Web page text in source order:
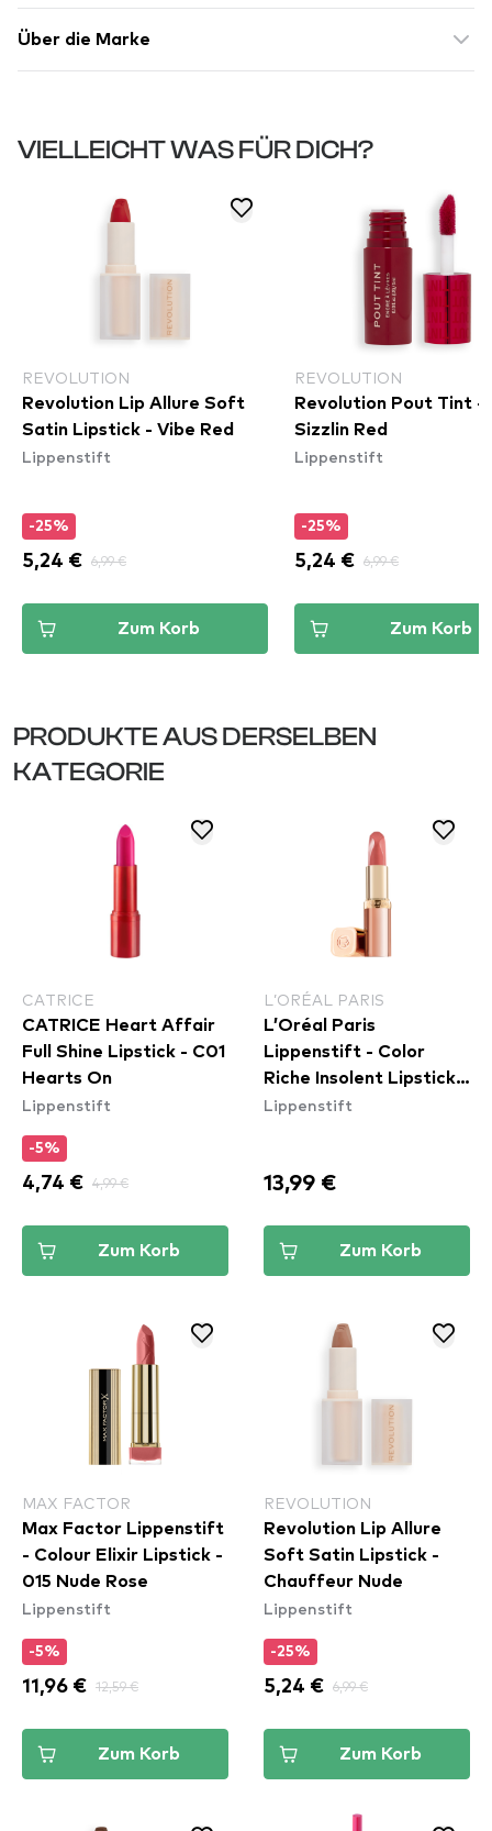
Über die Marke
VIELLEICHT WAS FÜR DICH?
REVOLUTION
Revolution Lip Allure Soft
Satin Lipstick - Vibe Red
Lippenstift
-25%
5,24 € 6,99 €
Zum Korb
REVOLUTION
Revolution Pout Tint -
Sizzlin Red
Lippenstift
-25%
5,24 € 6,99 €
Zum Korb
PRODUKTE AUS DERSELBEN
KATEGORIE
CATRICE
CATRICE Heart Affair
Full Shine Lipstick - C01
Hearts On
Lippenstift
-5%
4,74 € 4,99 €
Zum Korb
L’ORÉAL PARIS
L’Oréal Paris
Lippenstift - Color
Riche Insolent Lipstick -
181 Intense
Lippenstift
13,99 €
Zum Korb
MAX FACTOR
Max Factor Lippenstift
- Colour Elixir Lipstick -
015 Nude Rose
Lippenstift
-5%
11,96 € 12,59 €
Zum Korb
REVOLUTION
Revolution Lip Allure
Soft Satin Lipstick -
Chauffeur Nude
Lippenstift
-25%
5,24 € 6,99 €
Zum Korb